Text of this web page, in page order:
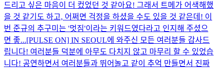
드리고 싶은 마음이 더 컸었던 것 같아요! 그래서 트메가 어색해했
을 것 같기도 하고, 어쩌면 걱정을 하셨을 수도 있을 것 같은데! 이
번 준규의 추구미는 '멋짐'이라는 키워드였다라고 인지해 주셨으
면 좋...[PULSE ON] IN SEOUL에 와주신 모든 여러분들 감사드
립니다! 여러분들 덕분에 아무도 다치지 않고 마무리 할 수 있었습
니다! 공연하면서 여러분들과 뛰어놀고 같이 추억 만들면서 진짜